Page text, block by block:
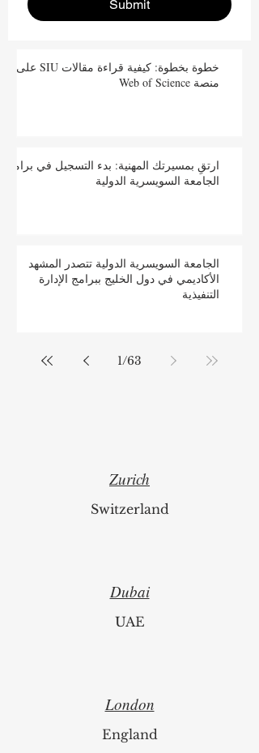
الجامعة السويسرية الدولية تتصدر المشهد
Zurich
Dubai
London